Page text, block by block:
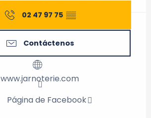
02 47 97 75 ▒▒
Contáctenos
www.jarnoterie.com
Página de Facebook